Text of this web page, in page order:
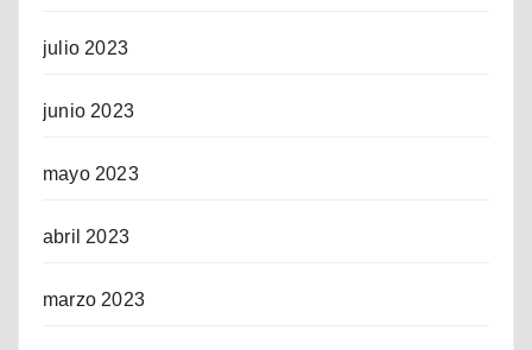
julio 2023
junio 2023
mayo 2023
abril 2023
marzo 2023